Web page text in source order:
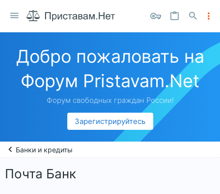
Добро пожаловать на
Форум Pristavam.Net
Форум свободных граждан России!
Зарегистрируйтесь
Банки и кредиты
Почта Банк